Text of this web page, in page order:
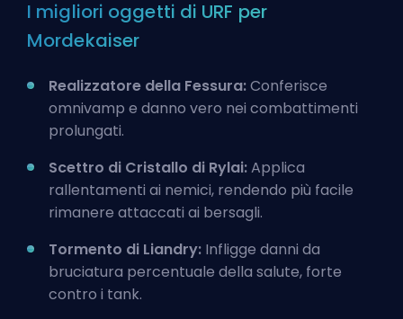
I migliori oggetti di URF per
Mordekaiser
Realizzatore della Fessura:Conferisce
omnivamp e danno vero nei combattimenti
prolungati.
Scettro di Cristallo di Rylai:Applica
rallentamenti ai nemici, rendendo più facile
rimanere attaccati ai bersagli.
Tormento di Liandry: Infligge danni da
bruciatura percentuale della salute, forte
contro i tank.